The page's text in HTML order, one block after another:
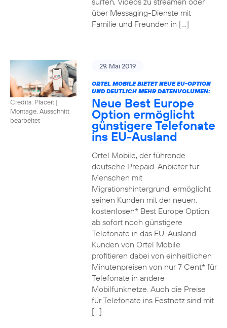
über Messaging-Dienste mit
Familie und Freunden in […]
Credits: Placeit |
Montage, Ausschnitt
bearbeitet
29. Mai 2019
ORTEL MOBILE BIETET NEUE EU-OPTION
UND DEUTLICH MEHR DATENVOLUMEN:
Neue Best Europe
Option ermöglicht
günstigere Telefonate
ins EU-Ausland
Ortel Mobile, der führende
deutsche Prepaid-Anbieter für
Menschen mit
Migrationshintergrund, ermöglicht
seinen Kunden mit der neuen,
kostenlosen* Best Europe Option
ab sofort noch günstigere
Telefonate in das EU-Ausland.
Kunden von Ortel Mobile
profitieren dabei von einheitlichen
Minutenpreisen von nur 7 Cent* für
Telefonate in andere
Mobilfunknetze. Auch die Preise
für Telefonate ins Festnetz sind mit
[…]